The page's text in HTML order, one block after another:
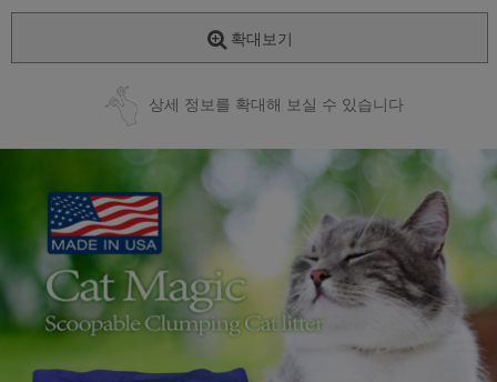
확대보기
상세 정보를 확대해 보실 수 있습니다